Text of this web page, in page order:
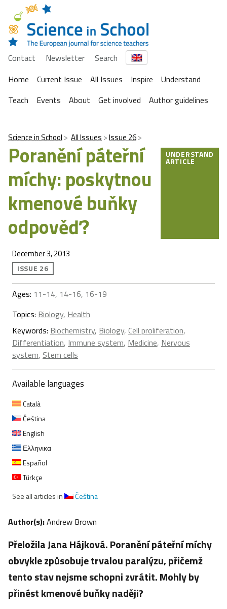
Contact Newsletter
Search
Home
Current Issue All Issues Inspire
Understand
Teach
Events About Get involved Author guidelines
Science in School All Issues Issue 26
Poranění páteřní
míchy: poskytnou
kmenové buňky
odpověď?
UNDERSTAND
ARTICLE
December 3, 2013
ISSUE 26
Ages: 11-14, 14-16, 16-19
Topics: Biology, Health
Keywords: Biochemistry, Biology, Cell proliferation,
Differentiation, Immune system, Medicine, Nervous
system, Stem cells
Available languages
Català
Čeština
English
Ελληνικα
Español
Türkçe
See all articles in
Čeština
Author(s):Andrew Brown
Přeložila Jana Hájková. Poranění páteřní míchy
obvykle způsobuje trvalou paralýzu, přičemž
tento stav nejsme schopni zvrátit. Mohly by
přinést kmenové buňky naději?